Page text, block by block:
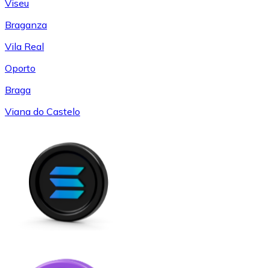
Viseu
Braganza
Vila Real
Oporto
Braga
Viana do Castelo